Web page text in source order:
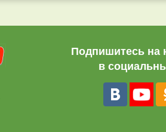
Подпишитесь на
в